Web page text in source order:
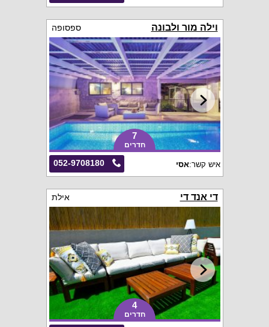
וילה מור ולבונה ספסופה
7
חדרים
052-9708180 איש קשר:אסי
די אנד די אילת
4
חדרים